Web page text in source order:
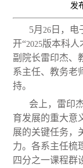
发
5月 26 日，电
开“2025版本科人
副院长雷印杰、
系主任、教务老
持。
会上，雷印
育发展的重大意
展的关键任务，
力。各系主任梳
四分之一课程群